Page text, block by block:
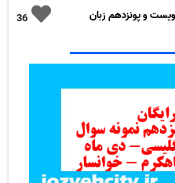
36
و پونزدهم زبان